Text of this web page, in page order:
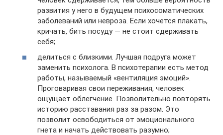
развития у него в будущем психосоматических
заболеваний или невроза. Если хочется плакать,
кричать, бить посуду — не стоит сдерживать
себя;
делиться с близкими. Лучшая подруга может
заменить психолога. В психотерапии есть метод
работы, называемый «вентиляция эмоций».
Проговаривая свои переживания, человек
ощущает облегчение. Позволительно повторять
историю расставания раз за разом. Это
позволит освободиться от эмоционального
гнета и начать действовать разумно;